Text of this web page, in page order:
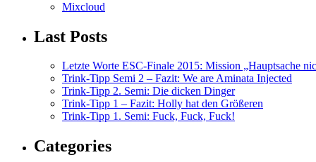
Mixcloud
Last Posts
Letzte Worte ESC-Finale 2015: Mission „Hauptsache
Trink-Tipp Semi 2 – Fazit: We are Aminata Injected
Trink-Tipp 2. Semi: Die dicken Dinger
Trink-Tipp 1 – Fazit: Holly hat den Größeren
Trink-Tipp 1. Semi: Fuck, Fuck, Fuck!
Categories